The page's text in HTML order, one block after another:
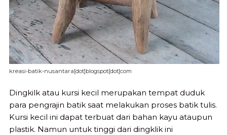
kreasi-batik-nusantara[dot]blogspot[dot]com
Dingkilk atau kursi kecil merupakan tempat duduk
para pengrajin batik saat melakukan proses batik tulis.
Kursi kecil ini dapat terbuat dari bahan kayu ataupun
plastik. Namun untuk tinggi dari dingklik ini